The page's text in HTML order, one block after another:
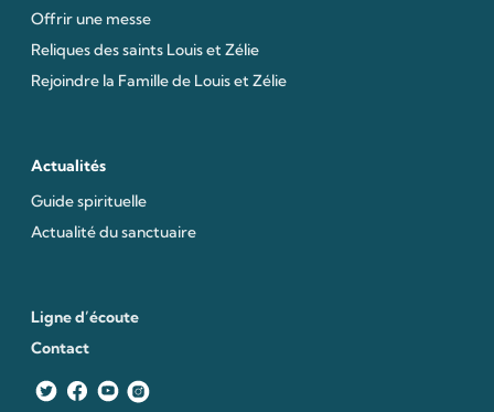
Offrir une messe
Reliques des saints Louis et Zélie
Rejoindre la Famille de Louis et Zélie
Actualités
Guide spirituelle
Actualité du sanctuaire
Ligne d’écoute
Contact